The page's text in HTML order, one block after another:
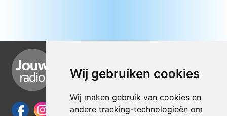
Wij gebruiken cookies
Wij maken gebruik van cookies en
andere tracking-technologieën om